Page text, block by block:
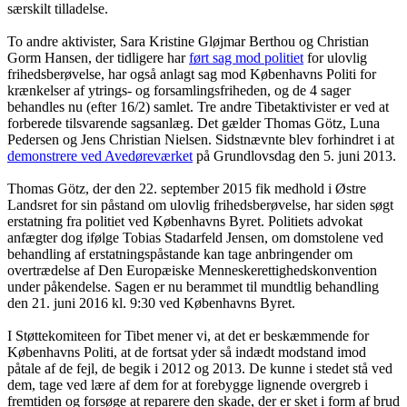
særskilt tilladelse.
To andre aktivister, Sara Kristine Gløjmar Berthou og Christian
Gorm Hansen, der tidligere harført sag mod politiet for ulovlig
frihedsberøvelse, har også anlagt sag mod Københavns Politi for
krænkelser af ytrings- og forsamlingsfriheden, og de 4 sager
behandles nu (efter 16/2) samlet. Tre andre Tibetaktivister er ved at
forberede tilsvarende sagsanlæg. Det gælder Thomas Götz, Luna
Pedersen og Jens Christian Nielsen. Sidstnævnte blev forhindret i at
demonstrere ved Avedøreværket på Grundlovsdag den 5. juni 2013.
Thomas Götz, der den 22. september 2015 fik medhold i Østre
Landsret for sin påstand om ulovlig frihedsberøvelse, har siden søgt
erstatning fra politiet ved Københavns Byret. Politiets advokat
anfægter dog ifølge Tobias Stadarfeld Jensen, om domstolene ved
behandling af erstatningspåstande kan tage anbringender om
overtrædelse af Den Europæiske Menneskerettighedskonvention
under påkendelse. Sagen er nu berammet til mundtlig behandling
den 21. juni 2016 kl. 9:30 ved Københavns Byret.
I Støttekomiteen for Tibet mener vi, at det er beskæmmende for
Københavns Politi, at de fortsat yder så indædt modstand imod
påtale af de fejl, de begik i 2012 og 2013. De kunne i stedet stå ved
dem, tage ved lære af dem for at forebygge lignende overgreb i
fremtiden og forsøge at reparere den skade, der er sket i form af brud